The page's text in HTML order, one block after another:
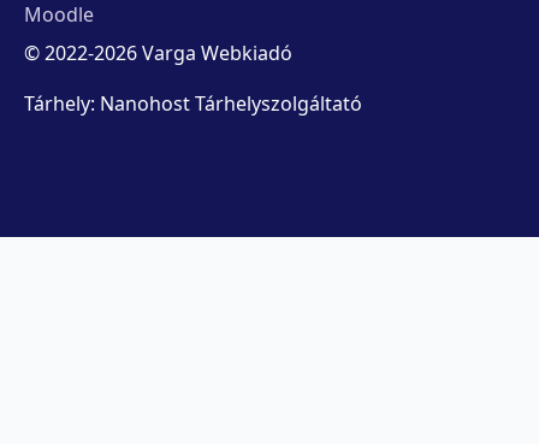
Moodle
© 2022-2026 Varga Webkiadó
Tárhely: Nanohost Tárhelyszolgáltató